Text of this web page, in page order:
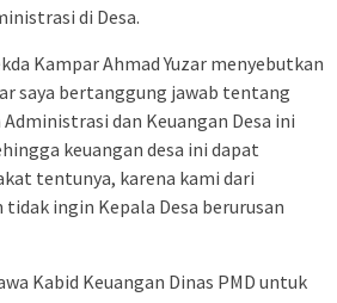
di Desa.
Kampar Ahmad Yuzar menyebutkan
saya bertanggung jawab tentang
dan Keuangan Desa ini
keuangan desa ini dapat
tentunya, karena kami dari
ingin Kepala Desa berurusan
Kabid Keuangan Dinas PMD untuk